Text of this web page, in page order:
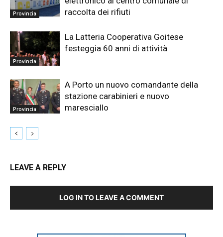
Provincia
raccolta dei rifiuti
Provincia
La Latteria Cooperativa Goitese
festeggia 60 anni di attività
Provincia
A Porto un nuovo comandante della
stazione carabinieri e nuovo
maresciallo
LEAVE A REPLY
LOG IN TO LEAVE A COMMENT